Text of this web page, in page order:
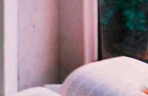
es
Bilingue - Anos
Finais